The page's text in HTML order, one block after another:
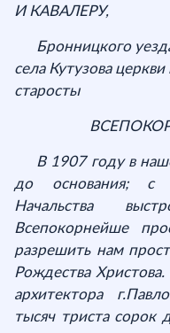
И КАВАЛЕРУ,
Бронницкого
села Кутузова
старосты
В 1907 году в
до основания; с
Начальства
Всепокорнейше
разрешить нам
Рождества
архитектора
тысяч триста